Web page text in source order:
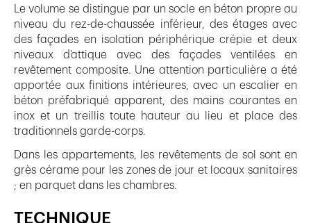
Le volume se distingue par un socle en béton propre au
niveau du rez-de-chaussée inférieur, des étages avec
des façades en isolation périphérique crépie et deux
niveaux d’attique avec des façades ventilées en
revêtement composite. Une attention particulière a été
apportée aux finitions intérieures, avec un escalier en
béton préfabriqué apparent, des mains courantes en
inox et un treillis toute hauteur au lieu et place des
traditionnels garde-corps.
Dans les appartements, les revêtements de sol sont en
grès cérame pour les zones de jour et locaux sanitaires
; en parquet dans les chambres.
TECHNIQUE